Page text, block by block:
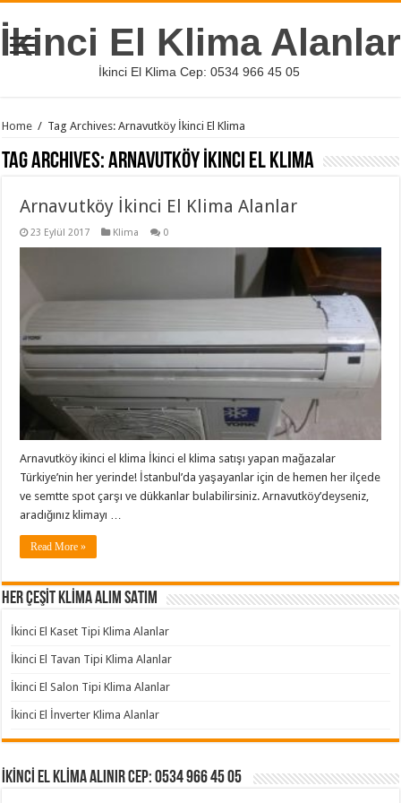
İkinci El Klima Alanlar
İkinci El Klima Cep: 0534 966 45 05
Home / Tag Archives: Arnavutköy İkinci El Klima
Tag Archives:Arnavutköy İkinci El Klima
Arnavutköy İkinci El Klima Alanlar
23 Eylül 2017 Klima 0
Arnavutköy ikinci el klima İkinci el klima satışı yapan mağazalar
Türkiye’nin her yerinde! İstanbul’da yaşayanlar için de hemen her ilçede
ve semtte spot çarşı ve dükkanlar bulabilirsiniz. Arnavutköy’deyseniz,
aradığınız klimayı …
Read More »
HER ÇEŞİT KLİMA ALIM SATIM
İkinci El Kaset Tipi Klima Alanlar
İkinci El Tavan Tipi Klima Alanlar
İkinci El Salon Tipi Klima Alanlar
İkinci El İnverter Klima Alanlar
İKİNCİ EL KLİMA ALINIR Cep: 0534 966 45 05